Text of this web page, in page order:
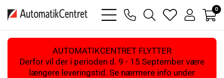
bars
light
phone
magnifying
glass
heart
light
user
light
0
AUTOMATIKCENTRET FLYTTER
Derfor vil der i perioden d. 9 - 15 September være
længere leveringstid. Se nærmere info under